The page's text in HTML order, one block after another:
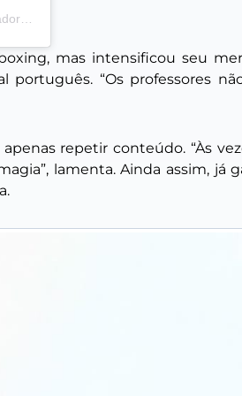
mas intensificou seu
português. “Os professores
repetir conteúdo. “Às
lamenta. Ainda assim, já